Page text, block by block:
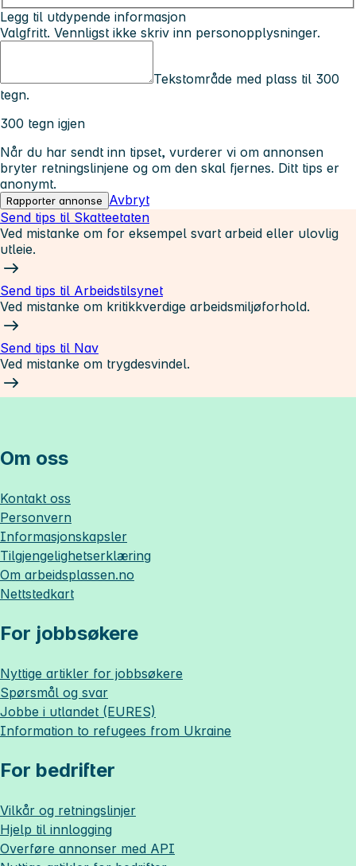
Legg til utdypende informasjon
Valgfritt. Vennligst ikke skriv inn personopplysninger.
Tekstområde med plass til 300
tegn.
300 tegn igjen
Når du har sendt inn tipset, vurderer vi om annonsen
bryter retningslinjene og om den skal fjernes. Ditt tips er
anonymt.
Rapporter annonse
Avbryt
Send tips til Skatteetaten
Ved mistanke om for eksempel svart arbeid eller ulovlig
utleie.
Send tips til Arbeidstilsynet
Ved mistanke om kritikkverdige arbeidsmiljøforhold.
Send tips til Nav
Ved mistanke om trygdesvindel.
Om oss
Kontakt oss
Personvern
Informasjonskapsler
Tilgjengelighetserklæring
Om arbeidsplassen.no
Nettstedkart
For jobbsøkere
Nyttige artikler for jobbsøkere
Spørsmål og svar
Jobbe i utlandet (EURES)
Information to refugees from Ukraine
For bedrifter
Vilkår og retningslinjer
Hjelp til innlogging
Overføre annonser med API